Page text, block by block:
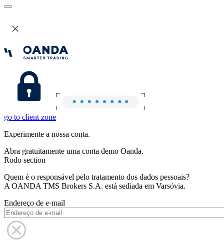
go to client zone
Experimente a nossa conta.
Abra gratuitamente uma conta demo Oanda.
Rodo section
Quem é o responsável pelo tratamento dos dados pessoais?
A OANDA TMS Brokers S.A. está sediada em Varsóvia.
Endereço de e-mail